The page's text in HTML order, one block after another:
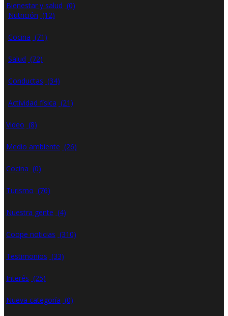
Oct 26, 2020
Bienestar y salud (0)
Nutrición (12)
Cocina (71)
Salud (72)
Conductas (34)
Actividad física (21)
Video (8)
Medio ambiente (26)
Cocina (0)
Turismo (76)
Nuestra gente (4)
Coope noticias (310)
Testimonios (33)
Interés (25)
Nueva categoría (0)